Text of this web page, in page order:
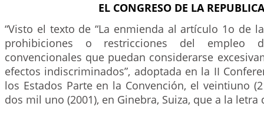
EL CONGRESO DE LA REPUBLICA
“Visto el texto de “La enmienda al artículo 1o de
prohibiciones o restricciones del empleo
convencionales que puedan considerarse
efectos indiscriminados”, adoptada en la II
los Estados Parte en la Convención, el veintiuno
dos mil uno (2001), en Ginebra, Suiza, que a la letra